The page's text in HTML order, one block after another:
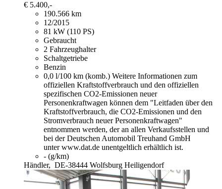
€ 5.400,-
190.566 km
12/2015
81 kW (110 PS)
Gebraucht
2 Fahrzeughalter
Schaltgetriebe
Benzin
0,0 l/100 km (komb.) Weitere Informationen zum
offiziellen Kraftstoffverbrauch und den offiziellen
spezifischen CO2-Emissionen neuer
Personenkraftwagen können dem "Leitfaden über den
Kraftstoffverbrauch, die CO2-Emissionen und den
Stromverbrauch neuer Personenkraftwagen"
entnommen werden, der an allen Verkaufsstellen und
bei der Deutschen Automobil Treuhand GmbH
unter www.dat.de unentgeltlich erhältlich ist.
- (g/km)
Händler, DE-38444 Wolfsburg Heiligendorf